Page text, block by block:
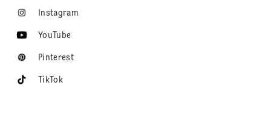
Instagram
YouTube
Pinterest
TikTok